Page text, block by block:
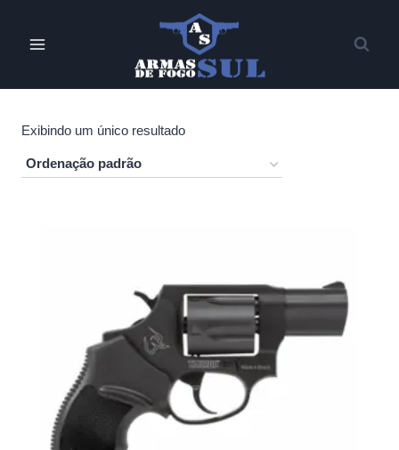
Exibindo um único resultado